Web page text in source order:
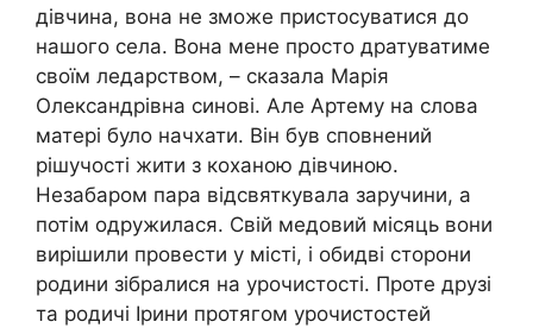
дівчина, вона не зможе пристосуватися до
нашого села. Вона мене просто дратуватиме
своїм ледарством, – сказала Марія
Олександрівна синові. Але Артему на слова
матері було начхати. Він був сповнений
рішучості жити з коханою дівчиною.
Незабаром пара відсвяткувала заручини, а
потім одружилася. Свій медовий місяць вони
вирішили провести у місті, і обидві сторони
родини зібралися на урочистості. Проте друзі
та родичі Ірини протягом урочистостей